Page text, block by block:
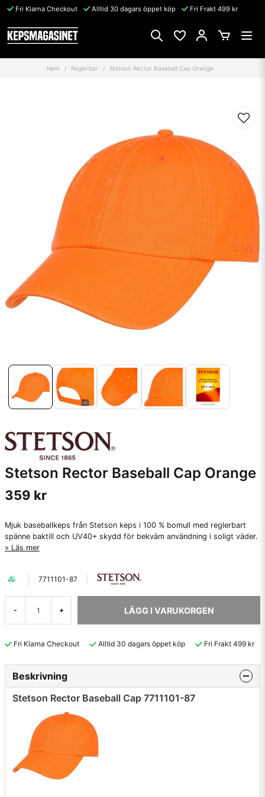
Fri Klarna Checkout Alltid 30 dagars öppet köp Fri Frakt 499 kr
Hem Reglerbar Stetson Rector Baseball Cap Orange
Stetson Rector Baseball Cap Orange
359 kr
Mjuk baseballkeps från Stetson keps i 100 % bomull med reglerbart
spänne baktill och UV40+ skydd för bekväm användning i soligt väder.
Läs mer
7711101-87
- + LÄGG I VARUKORGEN
Fri Klarna Checkout Alltid 30 dagars öppet köp Fri Frakt 499 kr
Beskrivning
Stetson Rector Baseball Cap 7711101-87